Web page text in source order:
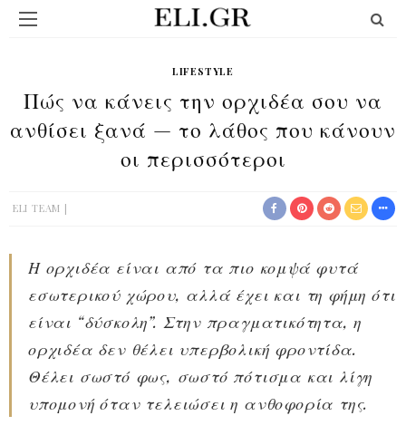
LIFESTYLE
Πώς να κάνεις την ορχιδέα σου να
ανθίσει ξανά — το λάθος που κάνουν
οι περισσότεροι
ELI TEAM
Η ορχιδέα είναι από τα πιο κομψά φυτά
εσωτερικού χώρου, αλλά έχει και τη φήμη ότι
είναι “δύσκολη”. Στην πραγματικότητα, η
ορχιδέα δεν θέλει υπερβολική φροντίδα.
Θέλει σωστό φως, σωστό πότισμα και λίγη
υπομονή όταν τελειώσει η ανθοφορία της.